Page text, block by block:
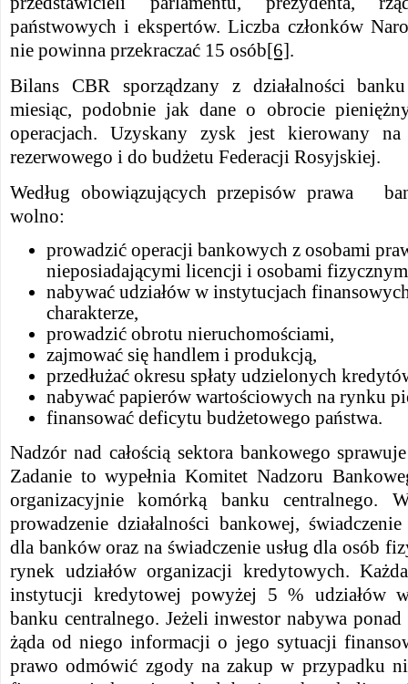
państwowych i ekspertów. Liczba członków
nie powinna przekraczać 15 osób[6].
Bilans CBR sporządzany z działalności
miesiąc, podobnie jak dane o obrocie
operacjach. Uzyskany zysk jest kierowany na
rezerwowego i do budżetu Federacji Rosyjskiej.
Według obowiązujących przepisów prawa
wolno:
prowadzić operacji bankowych z osobami
nieposiadającymi licencji i osobami
nabywać udziałów w instytucjach
charakterze,
prowadzić obrotu nieruchomościami,
zajmować się handlem i produkcją,
przedłużać okresu spłaty udzielonych
nabywać papierów wartościowych na rynku
finansować deficytu budżetowego państwa.
Nadzór nad całością sektora bankowego
Zadanie to wypełnia Komitet Nadzoru
organizacyjnie komórką banku centralnego.
prowadzenie działalności bankowej,
dla banków oraz na świadczenie usług dla osób
rynek udziałów organizacji kredytowych.
instytucji kredytowej powyżej 5 % udziałów
banku centralnego. Jeżeli inwestor nabywa
żąda od niego informacji o jego sytuacji
prawo odmówić zgody na zakup w przypadku